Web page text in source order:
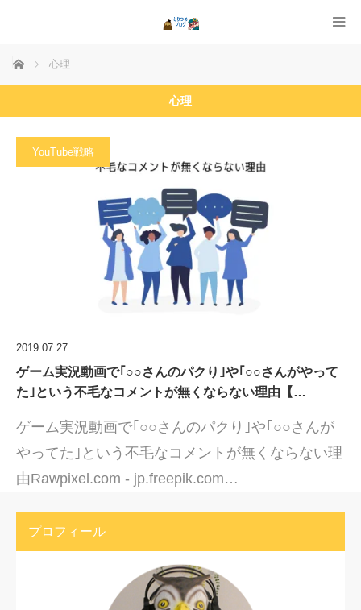
ホーム 心理
心理
YouTube戦略
2019.07.27
ゲーム実況動画で｢○○さんのパクり｣や｢○○さんがやって
た｣という不毛なコメントが無くならない理由【…
ゲーム実況動画で｢○○さんのパクり｣や｢○○さんが
やってた｣という不毛なコメントが無くならない理
由Rawpixel.com - jp.freepik.com…
プロフィール